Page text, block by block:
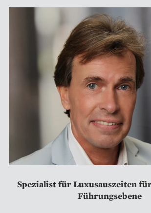
Spezialist für Luxusauszeiten
Führungsebene